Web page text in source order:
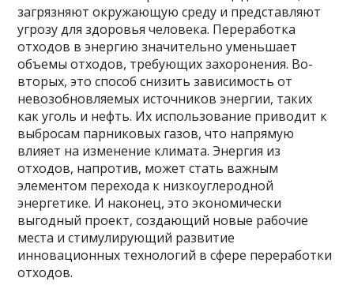
загрязняют окружающую среду и представляют
угрозу для здоровья человека. Переработка
отходов в энергию значительно уменьшает
объемы отходов, требующих захоронения. Во-
вторых, это способ снизить зависимость от
невозобновляемых источников энергии, таких
как уголь и нефть. Их использование приводит к
выбросам парниковых газов, что напрямую
влияет на изменение климата. Энергия из
отходов, напротив, может стать важным
элементом перехода к низкоуглеродной
энергетике. И наконец, это экономически
выгодный проект, создающий новые рабочие
места и стимулирующий развитие
инновационных технологий в сфере переработки
отходов.